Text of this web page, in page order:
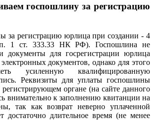
госпошлину за регистрацию
за регистрацию юрлица при создании - 4
1 ст. 333.33 НК РФ). Госпошлина не
документы для госрегистрации юрлица
документов, однако для этого
усиленную квалифицированную
Реквизиты для уплаты госпошлины
органе (на сайте данного
внимательно к заполнению квитанции на
так как возврат неверно уплаченной
достаточно длительное время (не менее